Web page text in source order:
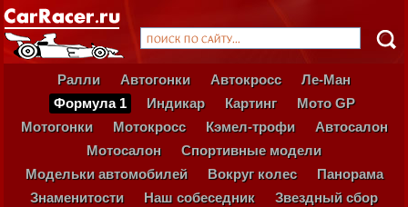
Ралли Автогонки Автокросс
Ле-Ман
Формула 1
Индикар Картинг
Мото GP
Мотогонки
Мотокросс Кэмел-трофи
Автосалон
Мотосалон
Спортивные модели
Модельки автомобилей
Вокруг колес
Панорама
Знаменитости
Наш собеседник
Звездный сбор